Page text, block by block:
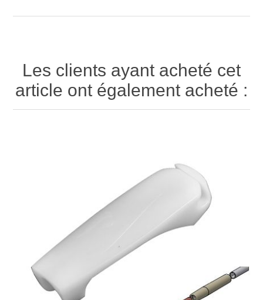
Les clients ayant acheté cet
article ont également acheté :